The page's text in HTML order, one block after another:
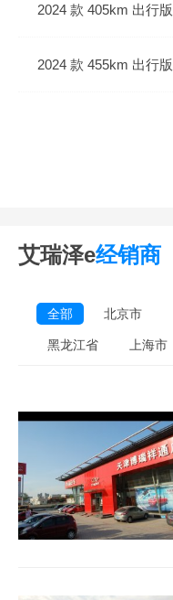
2024 款 405km 出行版
2024 款 455km 出行版
艾瑞泽e经销商
全部 北京市
黑龙江省 上海市